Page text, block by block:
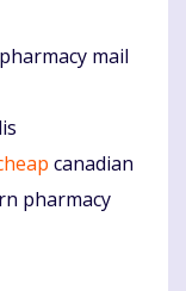
mail
canadian
pharmacy